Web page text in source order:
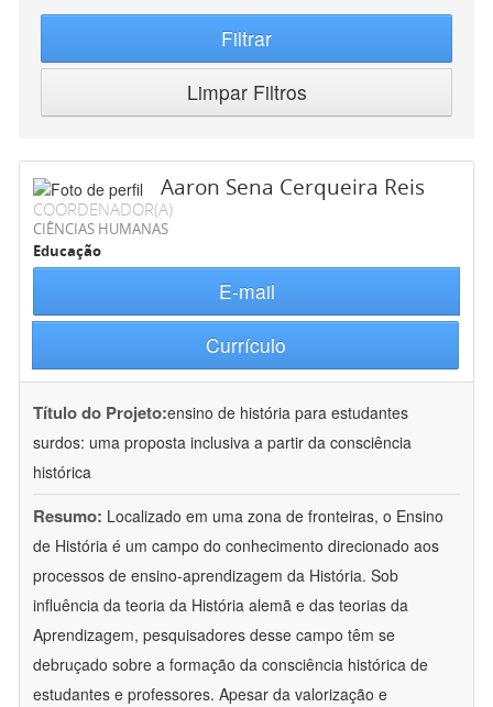
Filtrar
Limpar Filtros
Aaron Sena Cerqueira Reis
COORDENADOR(A)
CIÊNCIAS HUMANAS
Educação
E-mail
Currículo
Título do Projeto:ensino de história para estudantes
surdos: uma proposta inclusiva a partir da consciência
histórica
Resumo: Localizado em uma zona de fronteiras, o Ensino
de História é um campo do conhecimento direcionado aos
processos de ensino-aprendizagem da História. Sob
influência da teoria da História alemã e das teorias da
Aprendizagem, pesquisadores desse campo têm se
debruçado sobre a formação da consciência histórica de
estudantes e professores. Apesar da valorização e